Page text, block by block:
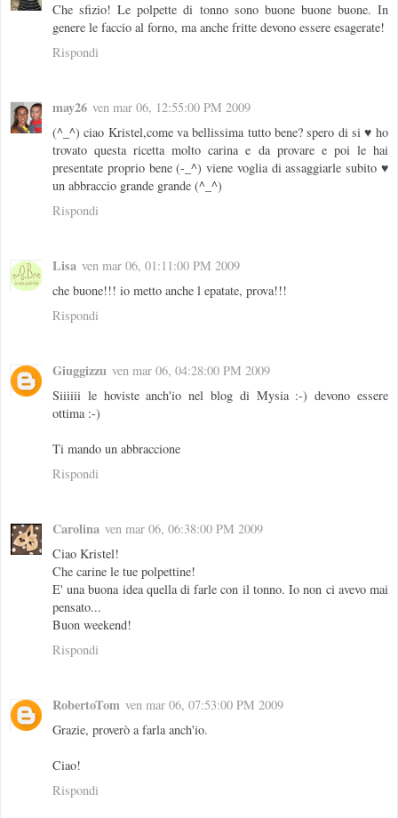
Che sfizio! Le polpette di tonno sono buone buone buone. In
genere le faccio al forno, ma anche fritte devono essere esagerate!
Rispondi
may26 ven mar 06, 12:55:00 PM 2009
(^_^) ciao Kristel,come va bellissima tutto bene? spero di si ♥ ho
trovato questa ricetta molto carina e da provare e poi le hai
presentate proprio bene (-_^) viene voglia di assaggiarle subito ♥
un abbraccio grande grande (^_^)
Rispondi
Lisa ven mar 06, 01:11:00 PM 2009
che buone!!! io metto anche l epatate, prova!!!
Rispondi
Giuggizzu ven mar 06, 04:28:00 PM 2009
Siiiiii le hoviste anch'io nel blog di Mysia :-) devono essere
ottima :-)
Ti mando un abbraccione
Rispondi
Carolina ven mar 06, 06:38:00 PM 2009
Ciao Kristel!
Che carine le tue polpettine!
E' una buona idea quella di farle con il tonno. Io non ci avevo mai
pensato...
Buon weekend!
Rispondi
RobertoTom ven mar 06, 07:53:00 PM 2009
Grazie, proverò a farla anch'io.
Ciao!
Rispondi